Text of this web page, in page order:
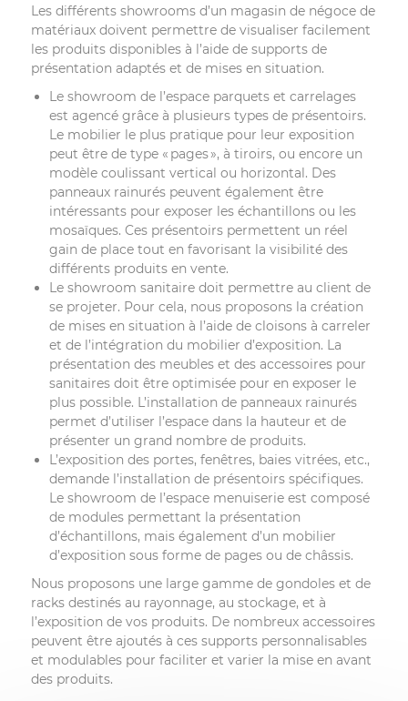
service simple d’utilisation.
Chez Trimat, nous vous aidons
à penser ou à repenser votre
rayon menuiserie en magasin
de négoce de matériaux.
Les différents showrooms d’un magasin de négoce de
matériaux doivent permettre de visualiser facilement
les produits disponibles à l’aide de supports de
présentation adaptés et de mises en situation.
Le showroom de l’espace parquets et carrelages
est agencé grâce à plusieurs types de présentoirs.
Le mobilier le plus pratique pour leur exposition
peut être de type « pages », à tiroirs, ou encore un
modèle coulissant vertical ou horizontal. Des
panneaux rainurés peuvent également être
intéressants pour exposer les échantillons ou les
mosaïques. Ces présentoirs permettent un réel
gain de place tout en favorisant la visibilité des
différents produits en vente.
Le showroom sanitaire doit permettre au client de
se projeter. Pour cela, nous proposons la création
de mises en situation à l’aide de cloisons à carreler
et de l’intégration du mobilier d’exposition. La
présentation des meubles et des accessoires pour
sanitaires doit être optimisée pour en exposer le
plus possible. L’installation de panneaux rainurés
permet d’utiliser l’espace dans la hauteur et de
présenter un grand nombre de produits.
L’exposition des portes, fenêtres, baies vitrées, etc.,
demande l’installation de présentoirs spécifiques.
Le showroom de l’espace menuiserie est composé
de modules permettant la présentation
d’échantillons, mais également d’un mobilier
d’exposition sous forme de pages ou de châssis.
Nous proposons une large gamme de gondoles et de
racks destinés au rayonnage, au stockage, et à
l’exposition de vos produits. De nombreux accessoires
peuvent être ajoutés à ces supports personnalisables
et modulables pour faciliter et varier la mise en avant
des produits.